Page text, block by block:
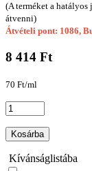
(A terméket a hatályos
átvenni)
Átvételi pont: 1086,
8 414 Ft
70 Ft/ml
Kosárba
Kívánságlistába